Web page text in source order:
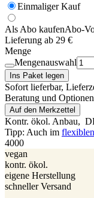
Einmaliger Kauf
Als Abo kaufenAbo-
Lieferung ab 29 €
Menge
Mengenauswahl
Ins Paket legen
Sofort lieferbar,
Beratung und Optionen
Auf den Merkzettel
Kontr. ökol. Anbau,
Tipp: Auch im
4000
vegan
kontr. ökol.
eigene Herstellung
schneller Versand